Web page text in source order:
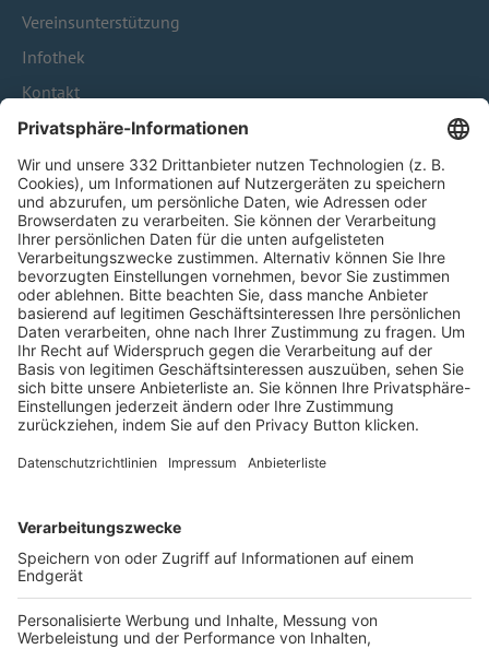
Vereinsunterstützung
Infothek
Kontakt
HÄUFIG BESUCHTE SEITEN
Pässe und Vereinswechsel
Trainerausbildung
Schulungsangebot Vereinsmitarbeiter
BFV-Geschäftsstellen
Trainerbörse
Login SpielPlus
FOLGE DEM BFV
TOP-VEREINE